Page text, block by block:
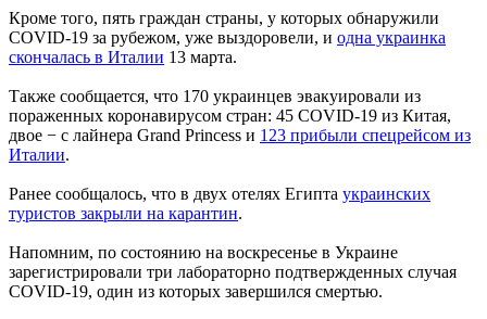
Кроме того, пять граждан страны, у которых обнаружили
COVID-19 за рубежом, уже выздоровели, и одна украинка
скончалась в Италии 13 марта.
Также сообщается, что 170 украинцев эвакуировали из
пораженных коронавирусом стран: 45 COVID-19 из Китая,
двое − с лайнера Grand Princess и 123 прибыли спецрейсом из
Италии.
Ранее сообщалось, что в двух отелях Египта украинских
туристов закрыли на карантин.
Напомним, по состоянию на воскресенье в Украине
зарегистрировали три лабораторно подтвержденных случая
COVID-19, один из которых завершился смертью.